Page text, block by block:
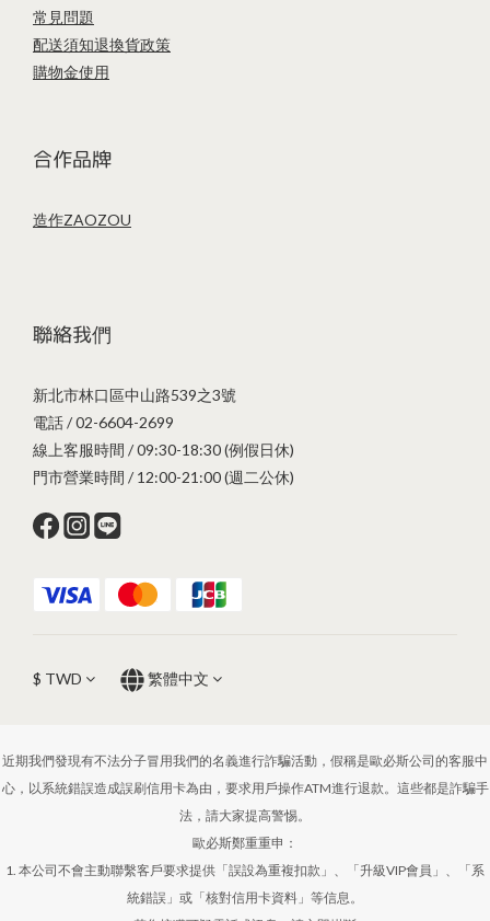
常見問題
配送須知退換貨政策
購物金使用
合作品牌
造作ZAOZOU
聯絡我們
新北市林口區中山路539之3號
電話 / 02-6604-2699
線上客服時間 / 09:30-18:30 (例假日休)
門市營業時間 / 12:00-21:00 (週二公休)
$ TWD 繁體中文
近期我們發現有不法分子冒用我們的名義進行詐騙活動，假稱是歐必斯公司的客服中
心，以系統錯誤造成誤刷信用卡為由，要求用戶操作ATM進行退款。這些都是詐騙手
法，請大家提高警惕。
歐必斯鄭重重申：
1. 本公司不會主動聯繫客戶要求提供「誤設為重複扣款」、「升級VIP會員」、「系
統錯誤」或「核對信用卡資料」等信息。